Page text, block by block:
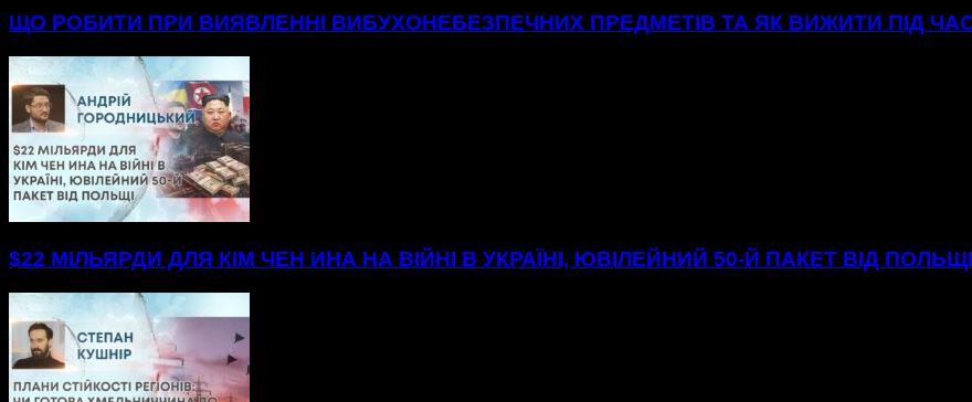
ЩО РОБИТИ ПРИ ВИЯВЛЕННІ ВИБУХОНЕБЕЗПЕЧНИХ ПРЕДМЕТІВ ТА ЯК ВИЖИТИ ПІД
$22 МІЛЬЯРДИ ДЛЯ КІМ ЧЕН ИНА НА ВІЙНІ В УКРАЇНІ, ЮВІЛЕЙНИЙ 50-Й ПАКЕТ ВІД ПОЛЬЩІ